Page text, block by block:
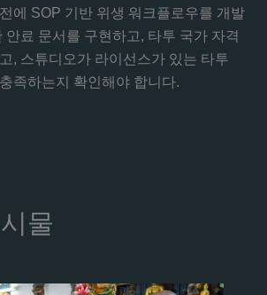
에 SOP 기반 위생 워크플로우를 개발
안료 문서를 구현하고, 타투 국가 자격
, 스튜디오가 라이선스가 있는 타투
족하는지 확인해야 합니다.
물